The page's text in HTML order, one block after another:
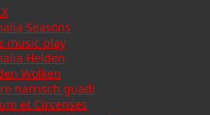
Seasons
music play
Helden
Wolken
narrisch guad!
et Circenses